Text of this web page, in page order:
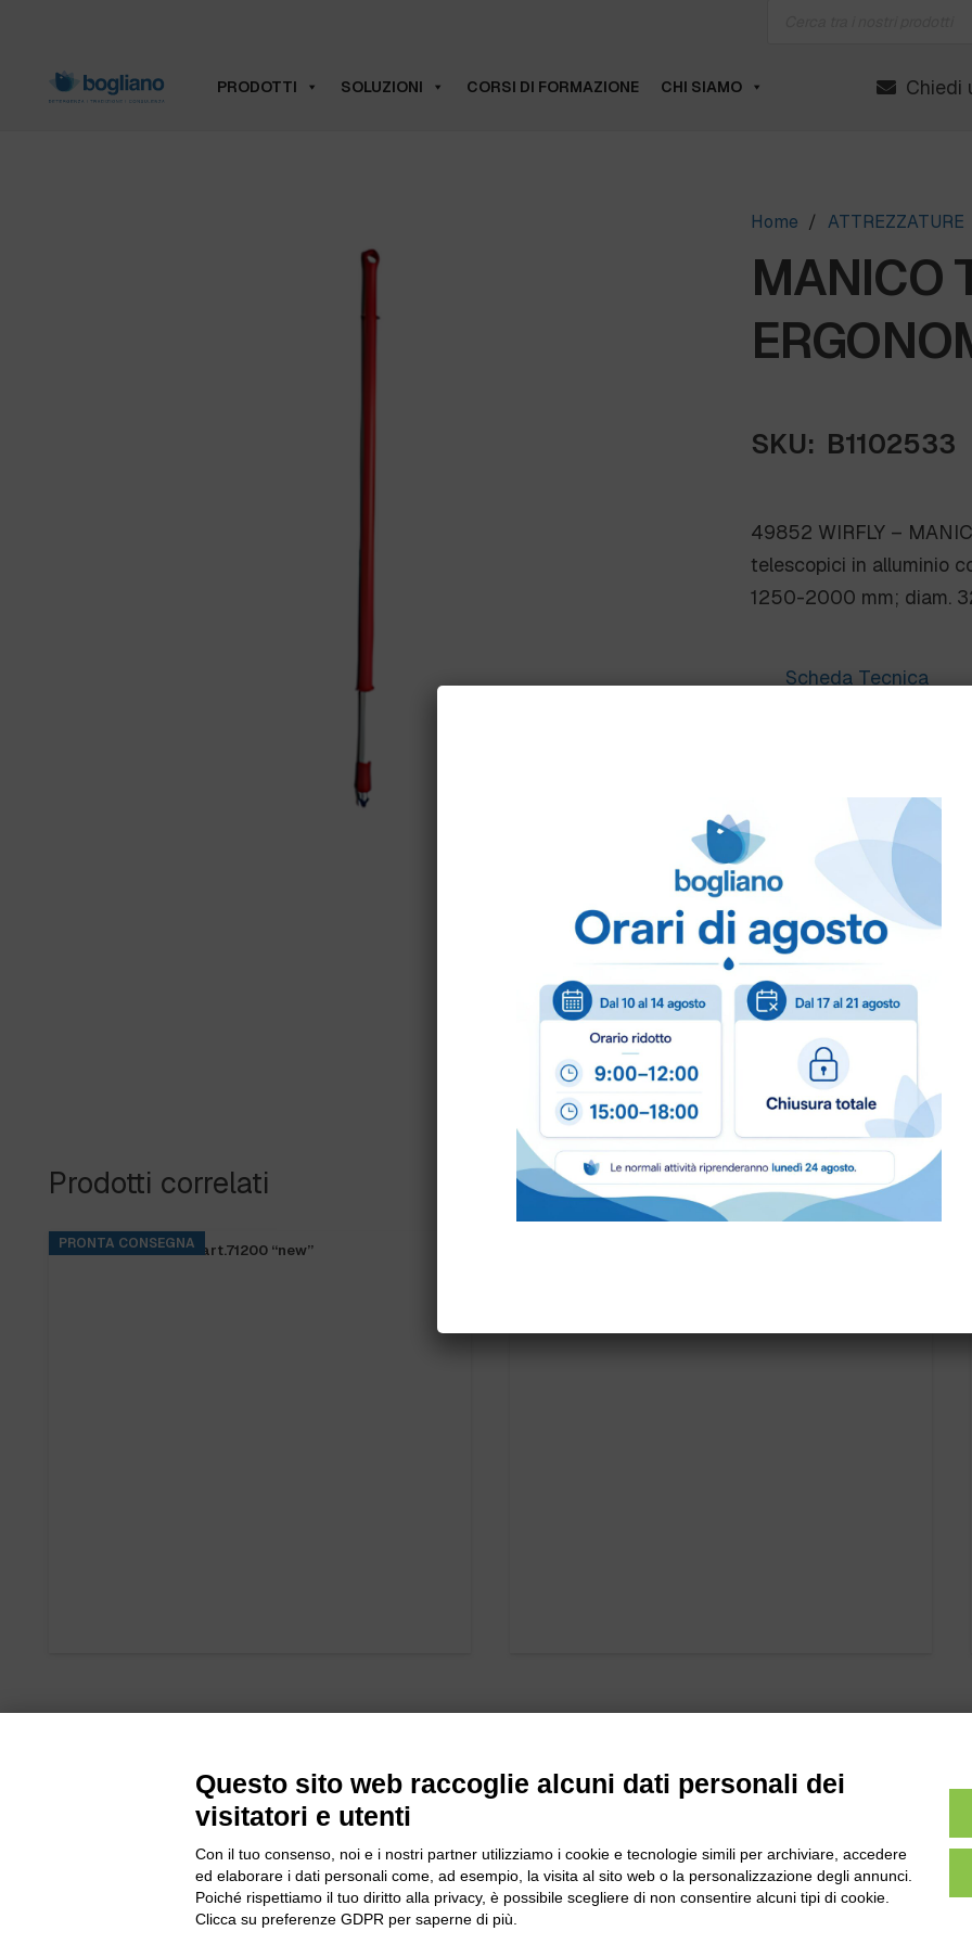
PRODOTTI SOLUZIONI CORSI DI FORMAZIONE CHI SIAMO Chiedi
Home / ATTREZZATURE
MANICO
SKU: B1102533
49852 WIRFLY –
telescopici in alluminio
1250-2000 mm; diam.
Scheda Tecnica
Come ordinare?
Puoi ordinare chiamando al
info@bogliano.it
Per ogni informazione
COLORE:BIANCO,
Prodotti correlati
PRONTA CONSEGNA
FRANGIA SOFT SR art.71200 “new”
Bogliano Srl
Strada Statale 231 Alba-Bra
Borgo San Martino 44, 12060
Tel:0172-478161
Fax: 0172-487399
Questo sito web raccoglie alcuni dati personali dei
visitatori e utenti
Con il tuo consenso, noi e i nostri partner utilizziamo i cookie e tecnologie simili per archiviare, accedere
ed elaborare i dati personali come, ad esempio, la visita al sito web o la personalizzazione degli annunci.
Poiché rispettiamo il tuo diritto alla privacy, è possibile scegliere di non consentire alcuni tipi di cookie.
Clicca su preferenze GDPR per saperne di più.